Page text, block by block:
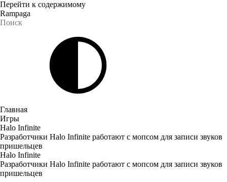
Перейти к содержимому
Rampaga
Главная
Игры
Halo Infinite
Разработчики Halo Infinite работают с мопсом для записи звуков
пришельцев
Halo Infinite
Разработчики Halo Infinite работают с мопсом для записи звуков
пришельцев